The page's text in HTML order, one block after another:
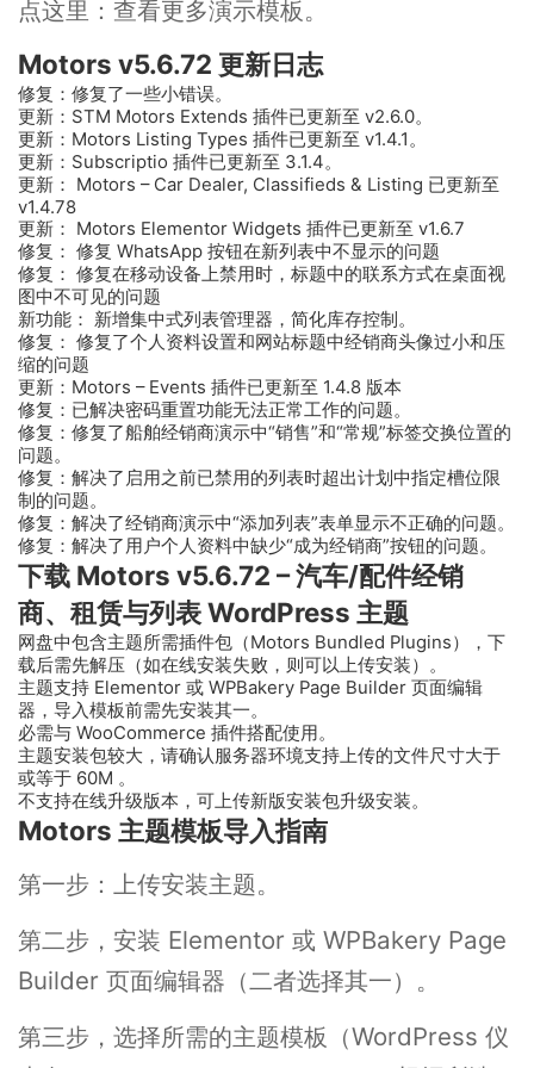
点这里：查看更多演示模板。
Motors v5.6.72 更新日志
修复：修复了一些小错误。
更新：STM Motors Extends 插件已更新至 v2.6.0。
更新：Motors Listing Types 插件已更新至 v1.4.1。
更新：Subscriptio 插件已更新至 3.1.4。
更新： Motors – Car Dealer, Classifieds & Listing 已更新至
v1.4.78
更新： Motors Elementor Widgets 插件已更新至 v1.6.7
修复： 修复 WhatsApp 按钮在新列表中不显示的问题
修复： 修复在移动设备上禁用时，标题中的联系方式在桌面视
图中不可见的问题
新功能： 新增集中式列表管理器，简化库存控制。
修复： 修复了个人资料设置和网站标题中经销商头像过小和压
缩的问题
更新：Motors – Events 插件已更新至 1.4.8 版本
修复：已解决密码重置功能无法正常工作的问题。
修复：修复了船舶经销商演示中“销售”和“常规”标签交换位置的
问题。
修复：解决了启用之前已禁用的列表时超出计划中指定槽位限
制的问题。
修复：解决了经销商演示中“添加列表”表单显示不正确的问题。
修复：解决了用户个人资料中缺少“成为经销商”按钮的问题。
下载 Motors v5.6.72 – 汽车/配件经销
商、租赁与列表 WordPress 主题
网盘中包含主题所需插件包（Motors Bundled Plugins），下
载后需先解压（如在线安装失败，则可以上传安装）。
主题支持 Elementor 或 WPBakery Page Builder 页面编辑
器，导入模板前需先安装其一。
必需与 WooCommerce 插件搭配使用。
主题安装包较大，请确认服务器环境支持上传的文件尺寸大于
或等于 60M 。
不支持在线升级版本，可上传新版安装包升级安装。
Motors 主题模板导入指南
第一步：上传安装主题。
第二步，安装 Elementor 或 WPBakery Page
Builder 页面编辑器（二者选择其一）。
第三步，选择所需的主题模板（WordPress 仪